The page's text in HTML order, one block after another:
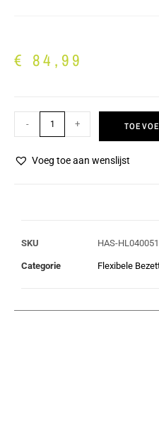
€ 84,99
- +
Voeg toe aan wenslijst
SKU HAS-
Categorie Flexibele